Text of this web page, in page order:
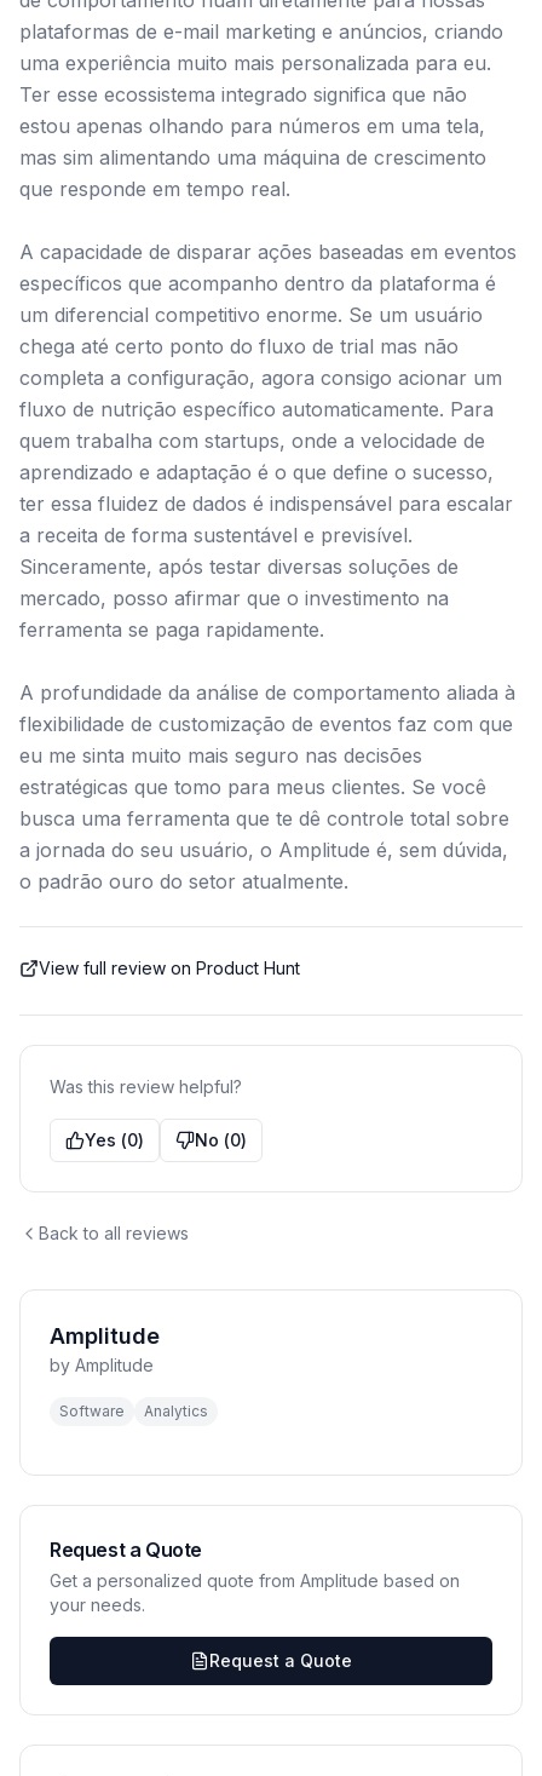
plataformas de e-mail marketing e anúncios, criando
uma experiência muito mais personalizada para eu.
Ter esse ecossistema integrado significa que não
estou apenas olhando para números em uma tela,
mas sim alimentando uma máquina de crescimento
que responde em tempo real.
A capacidade de disparar ações baseadas em eventos
específicos que acompanho dentro da plataforma é
um diferencial competitivo enorme. Se um usuário
chega até certo ponto do fluxo de trial mas não
completa a configuração, agora consigo acionar um
fluxo de nutrição específico automaticamente. Para
quem trabalha com startups, onde a velocidade de
aprendizado e adaptação é o que define o sucesso,
ter essa fluidez de dados é indispensável para escalar
a receita de forma sustentável e previsível.
Sinceramente, após testar diversas soluções de
mercado, posso afirmar que o investimento na
ferramenta se paga rapidamente.
A profundidade da análise de comportamento aliada à
flexibilidade de customização de eventos faz com que
eu me sinta muito mais seguro nas decisões
estratégicas que tomo para meus clientes. Se você
busca uma ferramenta que te dê controle total sobre
a jornada do seu usuário, o Amplitude é, sem dúvida,
o padrão ouro do setor atualmente.
View full review on Product Hunt
Was this review helpful?
Yes (0) No (0)
Back to all reviews
Amplitude
by Amplitude
Software Analytics
Request a Quote
Get a personalized quote from Amplitude based on
your needs.
Request a Quote